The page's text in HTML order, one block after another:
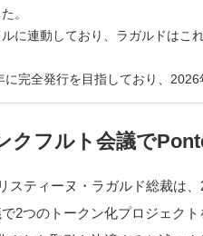
。
に連動しており、ラガルドはこ
完全発行を目指しており、2026
クフルト会議で
スティーヌ・ラガルド総裁は
で2つのトークン化プロジェク